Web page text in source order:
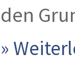
den
»